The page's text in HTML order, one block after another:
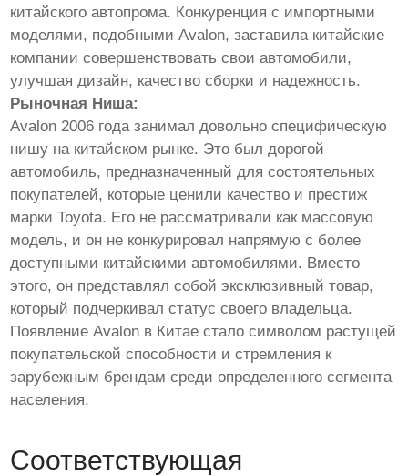
китайского автопрома. Конкуренция с импортными
моделями, подобными Avalon, заставила китайские
компании совершенствовать свои автомобили,
улучшая дизайн, качество сборки и надежность.
Рыночная Ниша:
Avalon 2006 года занимал довольно специфическую
нишу на китайском рынке. Это был дорогой
автомобиль, предназначенный для состоятельных
покупателей, которые ценили качество и престиж
марки Toyota. Его не рассматривали как массовую
модель, и он не конкурировал напрямую с более
доступными китайскими автомобилями. Вместо
этого, он представлял собой эксклюзивный товар,
который подчеркивал статус своего владельца.
Появление Avalon в Китае стало символом растущей
покупательской способности и стремления к
зарубежным брендам среди определенного сегмента
населения.
Соответствующая